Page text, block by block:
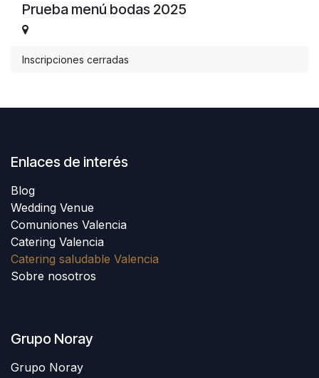
Prueba menú bodas 2025
Inscripciones cerradas
Enlaces de interés
Blog
Wedding Venue
Comuniones Valencia
Catering Valencia
Catering saludable Valencia
Sobre nosotros
Grupo Noray
Grupo Noray